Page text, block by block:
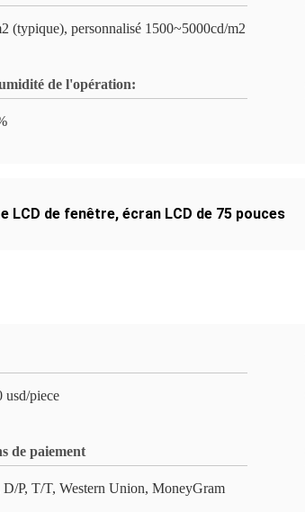
(typique), personnalisé 1500~5000cd/m2
de l'opération:
LCD de fenêtre, écran LCD de 75 pouces
usd/piece
de paiement
P, T/T, Western Union, MoneyGram